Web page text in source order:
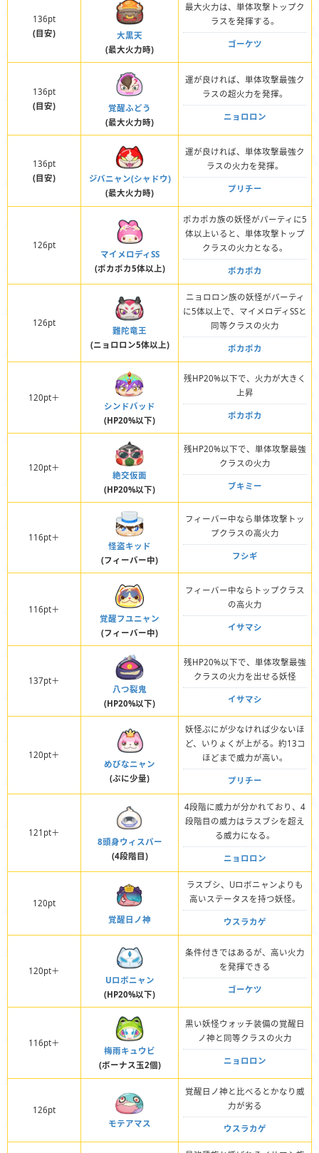
136pt
(目安)
大黒天
(最大火力時)
最大火力は、単体攻撃トップク
ラスを発揮する。
ゴーケツ
136pt
(目安)
覚醒ふどう
(最大火力時)
運が良ければ、単体攻撃最強ク
ラスの超火力を発揮。
ニョロロン
136pt
(目安)
ジバニャン(シャドウ)
(最大火力時)
運が良ければ、単体攻撃最強ク
ラスの火力を発揮。
プリチー
126pt
マイメロディSS
(ポカポカ5体以上)
ポカポカ族の妖怪がパーティに5
体以上いると、単体攻撃トップ
クラスの火力となる。
ポカポカ
126pt
難陀竜王
(ニョロロン5体以上)
ニョロロン族の妖怪がパーティ
に5体以上で、マイメロディSSと
同等クラスの火力
ポカポカ
120pt＋
シンドバッド
(HP20%以下)
残HP20%以下で、火力が大きく
上昇
ポカポカ
120pt＋
絶交仮面
(HP20%以下)
残HP20%以下で、単体攻撃最強
クラスの火力
ブキミー
116pt＋
怪盗キッド
(フィーバー中)
フィーバー中なら単体攻撃トッ
プクラスの高火力
フシギ
116pt＋
覚醒フユニャン
(フィーバー中)
フィーバー中ならトップクラス
の高火力
イサマシ
137pt＋
八つ裂鬼
(HP20%以下)
残HP20%以下で、単体攻撃最強
クラスの火力を出せる妖怪
イサマシ
120pt＋
めびなニャン
(ぷに少量)
妖怪ぷにが少なければ少ないほ
ど、いりょくが上がる。約13コ
ほどまで威力が高い。
プリチー
121pt＋
8頭身ウィスパー
(4段階目)
4段階に威力が分かれており、4
段階目の威力はラスブシを超え
る威力になる。
ニョロロン
120pt
覚醒日ノ神
ラスブシ、Uロボニャンよりも
高いステータスを持つ妖怪。
ウスラカゲ
120pt＋
Uロボニャン
(HP20%以下)
条件付きではあるが、高い火力
を発揮できる
ゴーケツ
116pt＋
梅雨キュウビ
(ボーナス玉2個)
黒い妖怪ウォッチ装備の覚醒日
ノ神と同等クラスの火力
ニョロロン
126pt
モテアマス
覚醒日ノ神と比べるとかなり威
力が劣る
ウスラカゲ